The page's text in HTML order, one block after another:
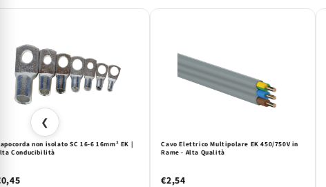
❮
non isolato SC 16-6 16mm² EK |
Conducibilità
Cavo Elettrico Multipolare EK 450/750V in
Rame - Alta Qualità
€2,54